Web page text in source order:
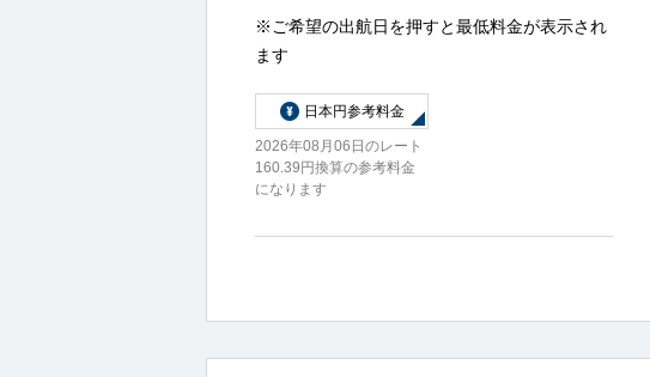
※ご希望の出航日を押すと最低料金が表示され
ます
日本円参考料金
2026年08月06日のレート
160.39円換算の参考料金
になります